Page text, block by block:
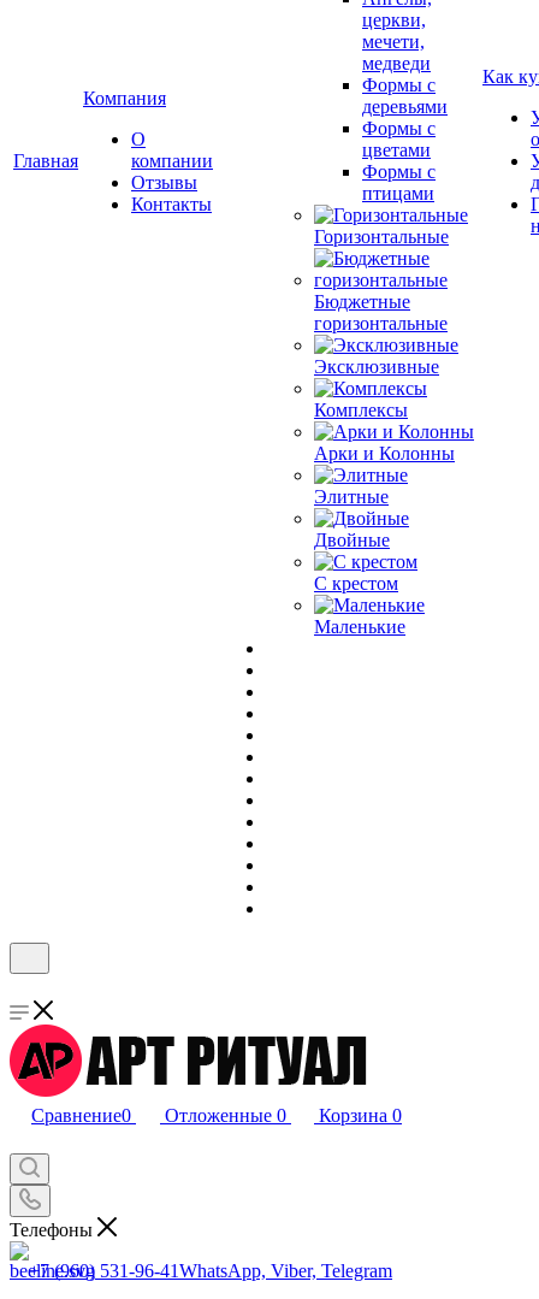
Главная
Компания
О
компании
Отзывы
Контакты
церкви,
мечети,
медведи
Формы с
деревьями
Формы с
цветами
Формы с
птицами
Горизонтальные
Бюджетные
горизонтальные
Эксклюзивные
Комплексы
Арки и Колонны
Элитные
Двойные
С крестом
Маленькие
Как
Сравнение0 Отложенные 0 Корзина 0
Телефоны
+7 (960) 531-96-41WhatsApp, Viber, Telegram